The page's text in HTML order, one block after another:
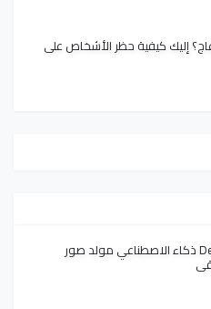
إليك كيفية حظر الأشخاص على
أفضل أداة DeepAI ذكاء الاصطناعي مولد صور